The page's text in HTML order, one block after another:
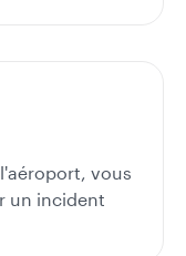
vous
un incident